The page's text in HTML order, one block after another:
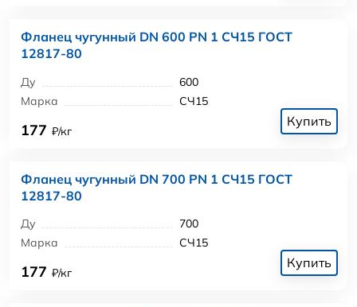
Фланец чугунный DN 600 PN 1 СЧ15 ГОСТ
12817-80
Ду
600
Марка
СЧ15
177 ₽/кг
Купить
Фланец чугунный DN 700 PN 1 СЧ15 ГОСТ
12817-80
Ду
700
Марка
СЧ15
177 ₽/кг
Купить